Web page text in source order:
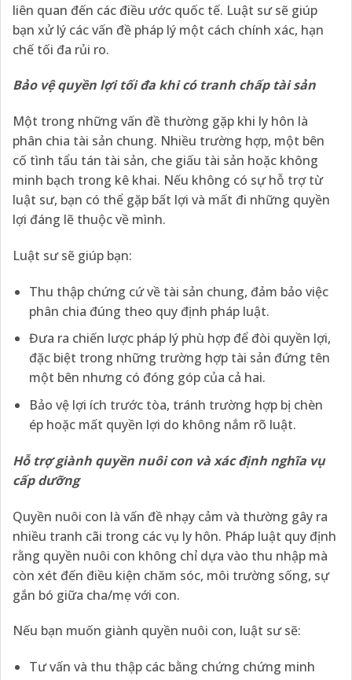
liên quan đến các điều ước quốc tế. Luật sư sẽ giúp
bạn xử lý các vấn đề pháp lý một cách chính xác, hạn
chế tối đa rủi ro.
Bảo vệ quyền lợi tối đa khi có tranh chấp tài sản
Một trong những vấn đề thường gặp khi ly hôn là
phân chia tài sản chung. Nhiều trường hợp, một bên
cố tình tẩu tán tài sản, che giấu tài sản hoặc không
minh bạch trong kê khai. Nếu không có sự hỗ trợ từ
luật sư, bạn có thể gặp bất lợi và mất đi những quyền
lợi đáng lẽ thuộc về mình.
Luật sư sẽ giúp bạn:
Thu thập chứng cứ về tài sản chung, đảm bảo việc
phân chia đúng theo quy định pháp luật.
Đưa ra chiến lược pháp lý phù hợp để đòi quyền lợi,
đặc biệt trong những trường hợp tài sản đứng tên
một bên nhưng có đóng góp của cả hai.
Bảo vệ lợi ích trước tòa, tránh trường hợp bị chèn
ép hoặc mất quyền lợi do không nắm rõ luật.
Hỗ trợ giành quyền nuôi con và xác định nghĩa vụ
cấp dưỡng
Quyền nuôi con là vấn đề nhạy cảm và thường gây ra
nhiều tranh cãi trong các vụ ly hôn. Pháp luật quy định
rằng quyền nuôi con không chỉ dựa vào thu nhập mà
còn xét đến điều kiện chăm sóc, môi trường sống, sự
gắn bó giữa cha/mẹ với con.
Nếu bạn muốn giành quyền nuôi con, luật sư sẽ:
Tư vấn và thu thập các bằng chứng chứng minh